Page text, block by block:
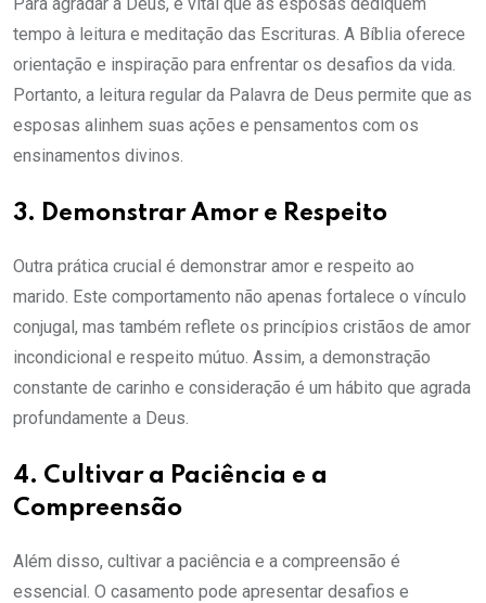
tempo à leitura e meditação das Escrituras. A Bíblia oferece
orientação e inspiração para enfrentar os desafios da vida.
Portanto, a leitura regular da Palavra de Deus permite que as
esposas alinhem suas ações e pensamentos com os
ensinamentos divinos.
3. Demonstrar Amor e Respeito
Outra prática crucial é demonstrar amor e respeito ao
marido. Este comportamento não apenas fortalece o vínculo
conjugal, mas também reflete os princípios cristãos de amor
incondicional e respeito mútuo. Assim, a demonstração
constante de carinho e consideração é um hábito que agrada
profundamente a Deus.
4. Cultivar a Paciência e a
Compreensão
Além disso, cultivar a paciência e a compreensão é
essencial. O casamento pode apresentar desafios e